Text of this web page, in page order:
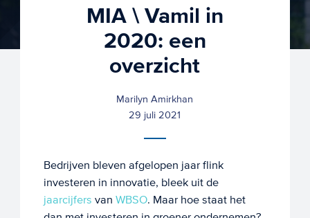
MIA \ Vamil in
2020: een
overzicht
Marilyn Amirkhan
29 juli 2021
Bedrijven bleven afgelopen jaar flink
investeren in innovatie, bleek uit de
jaarcijfers van WBSO. Maar hoe staat het